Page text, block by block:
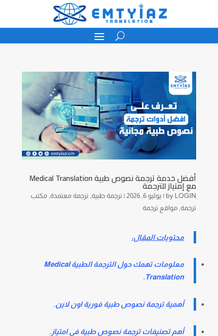
أفضل خدمة ترجمة نصوص طبية Medical Translation
مع إمتياز للترجمة
by LOGIN
| يوليو 6, 2026 | ترجمة طبية, ترجمة معتمدة, مكتب
ترجمة, مواقع ترجمة
محتويات المقال:
معلومات تهمك حول الترجمة الطبيةMedical
Translation
.
أهمية ترجمة نصوص طبية فورية اون لاين.
أهم تصنيفات ترجمة نصوص طبية في امتياز.